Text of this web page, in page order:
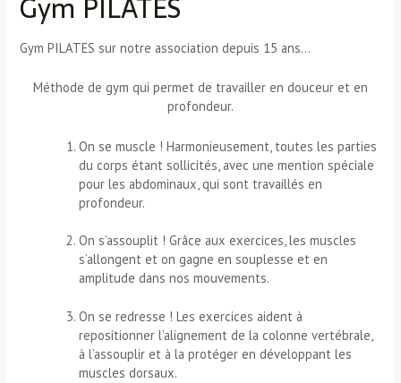
Gym PILATES
Gym PILATES sur notre association depuis 15 ans…
Méthode de gym qui permet de travailler en douceur et en
profondeur.
On se muscle ! Harmonieusement, toutes les parties
du corps étant sollicités, avec une mention spéciale
pour les abdominaux, qui sont travaillés en
profondeur.
On s’assouplit ! Grâce aux exercices, les muscles
s’allongent et on gagne en souplesse et en
amplitude dans nos mouvements.
On se redresse ! Les exercices aident à
repositionner l’alignement de la colonne vertébrale,
à l’assouplir et à la protéger en développant les
muscles dorsaux.